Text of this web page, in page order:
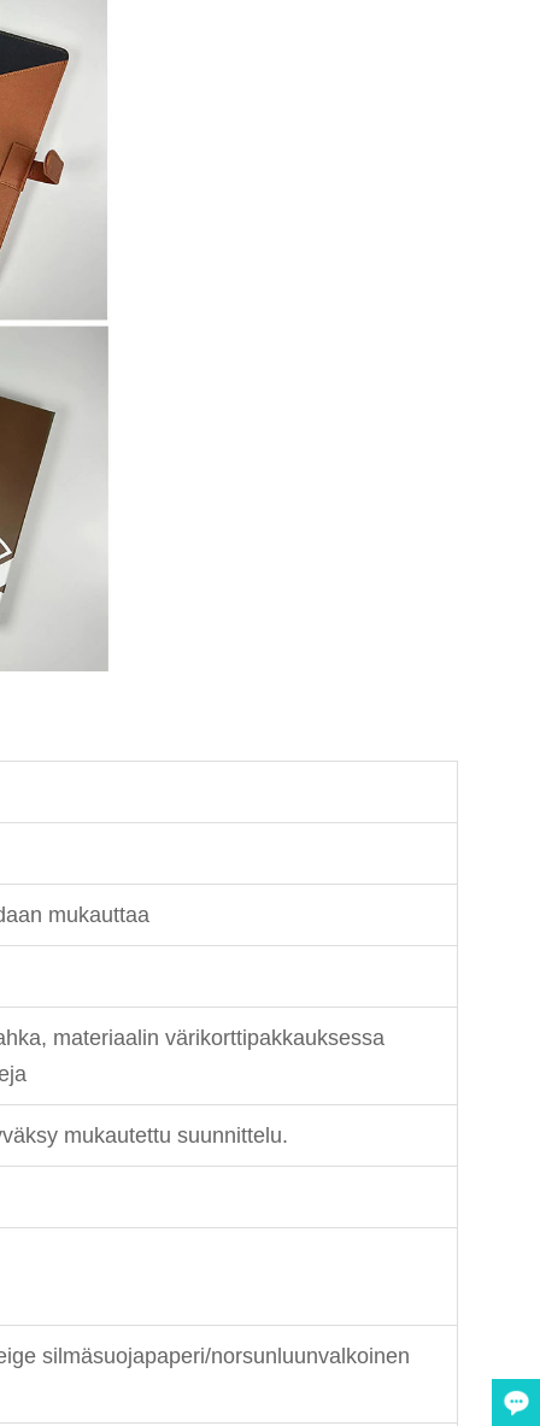
mukauttaa
materiaalin värikorttipakkauksessa
mukautettu suunnittelu.
silmäsuojapaperi/norsunluunvalkoinen